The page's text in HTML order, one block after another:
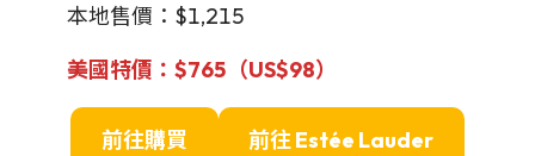
本地售價：$1,215
美國特價 ：$765（US$98）
前往購買 前往 Estée Lauder